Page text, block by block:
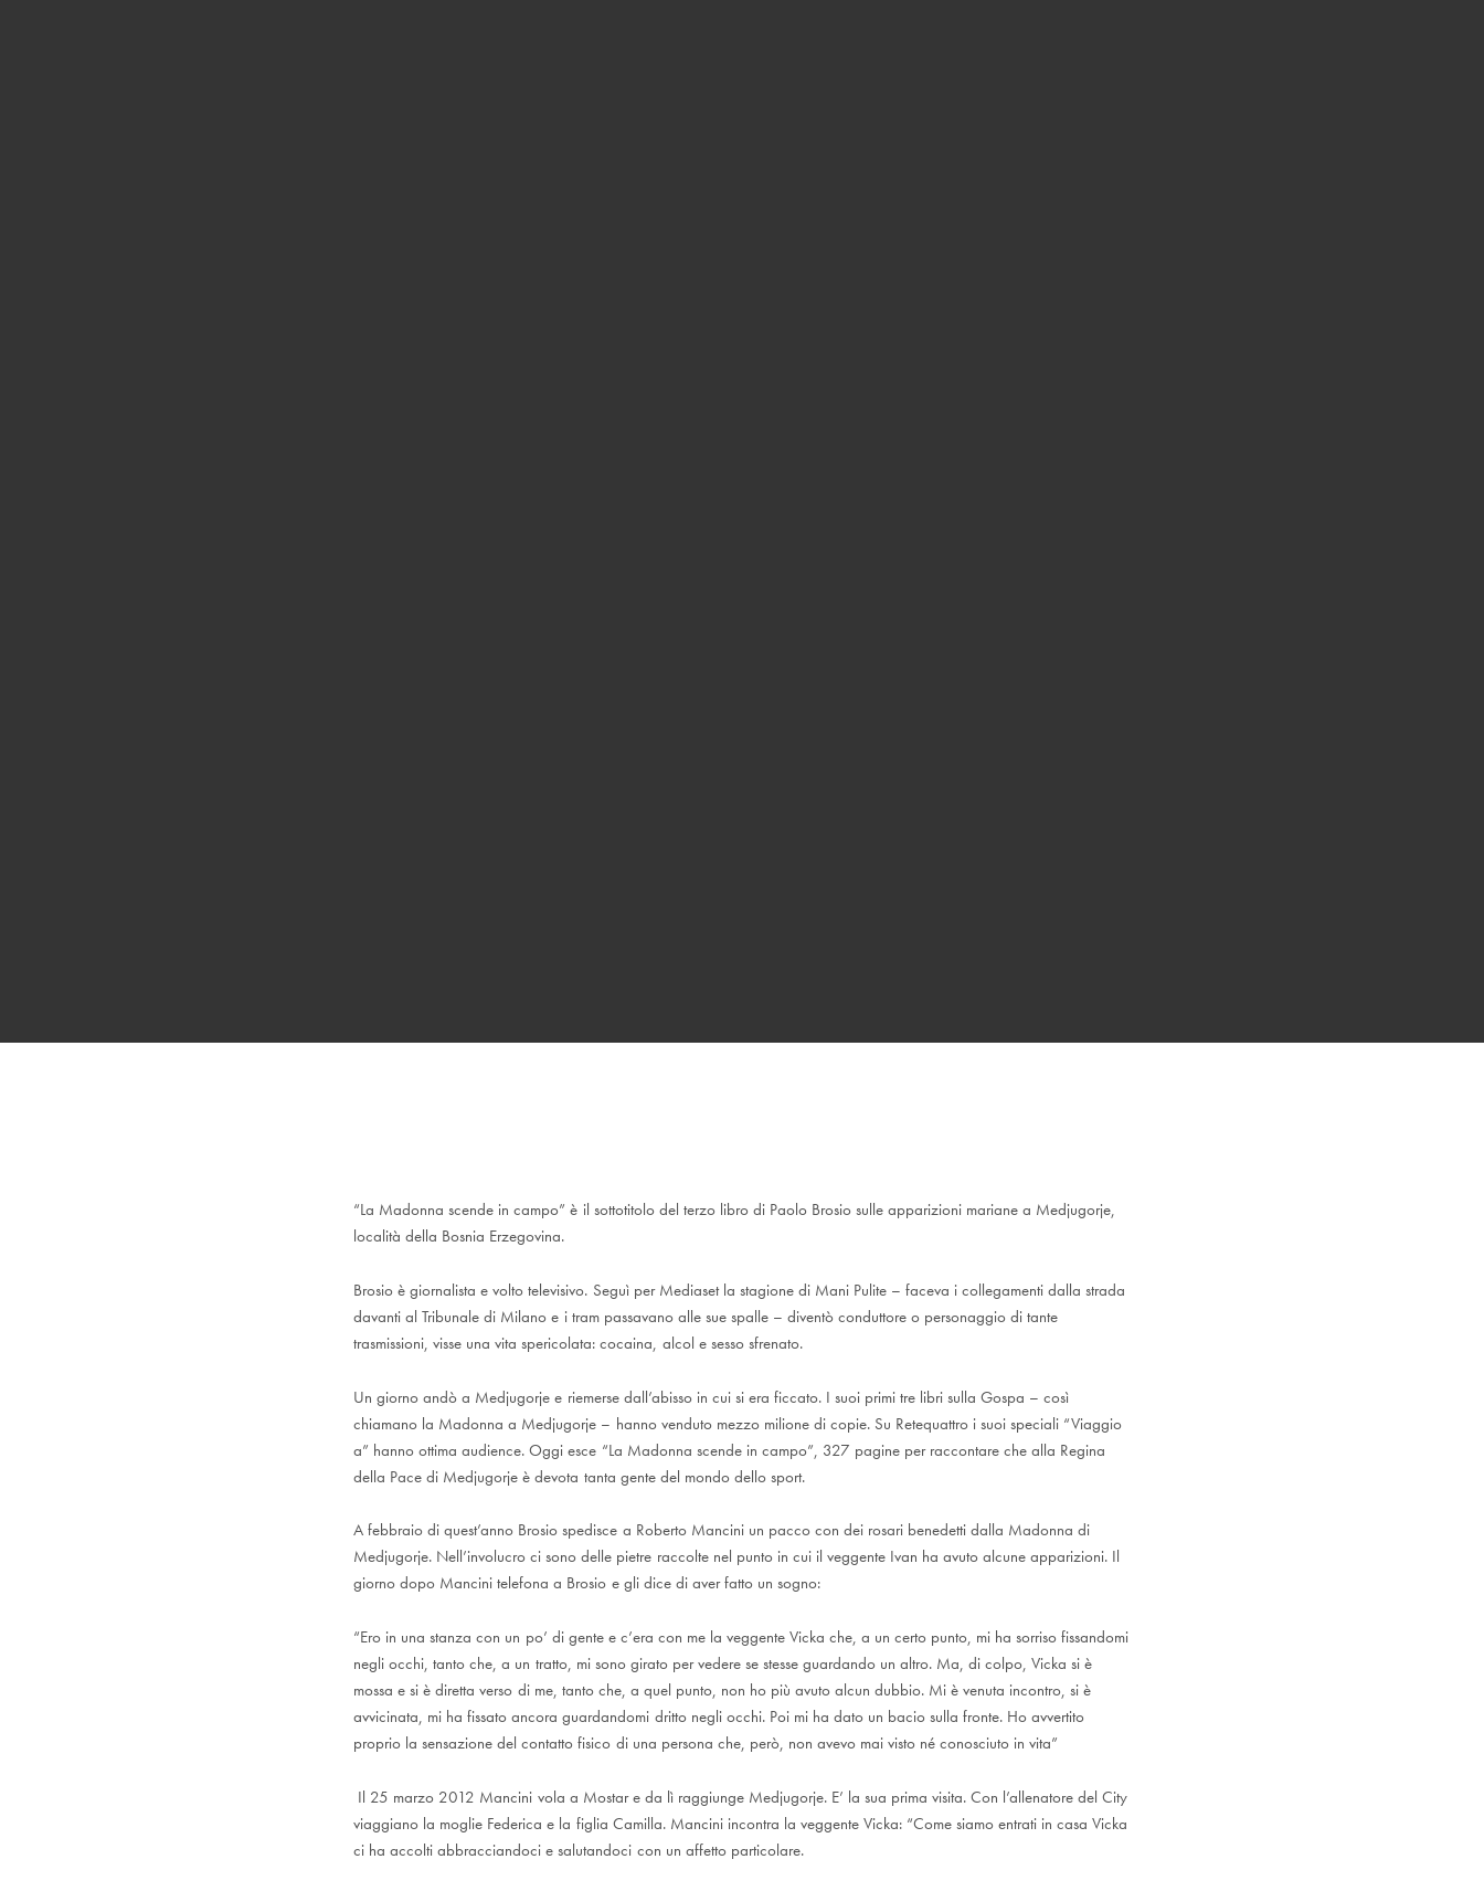
“La Madonna scende in campo” è il sottotitolo del terzo libro di Paolo Brosio sulle apparizioni mariane a Medjugorje,
località della Bosnia Erzegovina.
Brosio è giornalista e volto televisivo. Seguì per Mediaset la stagione di Mani Pulite – faceva i collegamenti dalla strada
davanti al Tribunale di Milano e i tram passavano alle sue spalle – diventò conduttore o personaggio di tante
trasmissioni, visse una vita spericolata: cocaina, alcol e sesso sfrenato.
Un giorno andò a Medjugorje e riemerse dall’abisso in cui si era ficcato. I suoi primi tre libri sulla Gospa – così
chiamano la Madonna a Medjugorje – hanno venduto mezzo milione di copie. Su Retequattro i suoi speciali “Viaggio
a” hanno ottima audience. Oggi esce “La Madonna scende in campo”, 327 pagine per raccontare che alla Regina
della Pace di Medjugorje è devota tanta gente del mondo dello sport.
A febbraio di quest’anno Brosio spedisce a Roberto Mancini un pacco con dei rosari benedetti dalla Madonna di
Medjugorje. Nell’involucro ci sono delle pietre raccolte nel punto in cui il veggente Ivan ha avuto alcune apparizioni. Il
giorno dopo Mancini telefona a Brosio e gli dice di aver fatto un sogno:
“Ero in una stanza con un po’ di gente e c’era con me la veggente Vicka che, a un certo punto, mi ha sorriso fissandomi
negli occhi, tanto che, a un tratto, mi sono girato per vedere se stesse guardando un altro. Ma, di colpo, Vicka si è
mossa e si è diretta verso di me, tanto che, a quel punto, non ho più avuto alcun dubbio. Mi è venuta incontro, si è
avvicinata, mi ha fissato ancora guardandomi dritto negli occhi. Poi mi ha dato un bacio sulla fronte. Ho avvertito
proprio la sensazione del contatto fisico di una persona che, però, non avevo mai visto né conosciuto in vita”
Il 25 marzo 2012 Mancini vola a Mostar e da lì raggiunge Medjugorje. E’ la sua prima visita. Con l’allenatore del City
viaggiano la moglie Federica e la figlia Camilla. Mancini incontra la veggente Vicka: “Come siamo entrati in casa Vicka
ci ha accolti abbracciandoci e salutandoci con un affetto particolare.